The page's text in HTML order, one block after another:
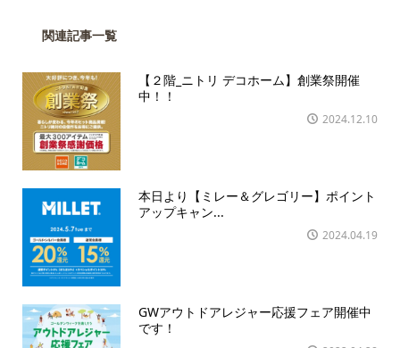
関連記事一覧
【２階_ニトリ デコホーム】創業祭開催
中！！
2024.12.10
本日より【ミレー＆グレゴリー】ポイント
アップキャン...
2024.04.19
GWアウトドアレジャー応援フェア開催中
です！